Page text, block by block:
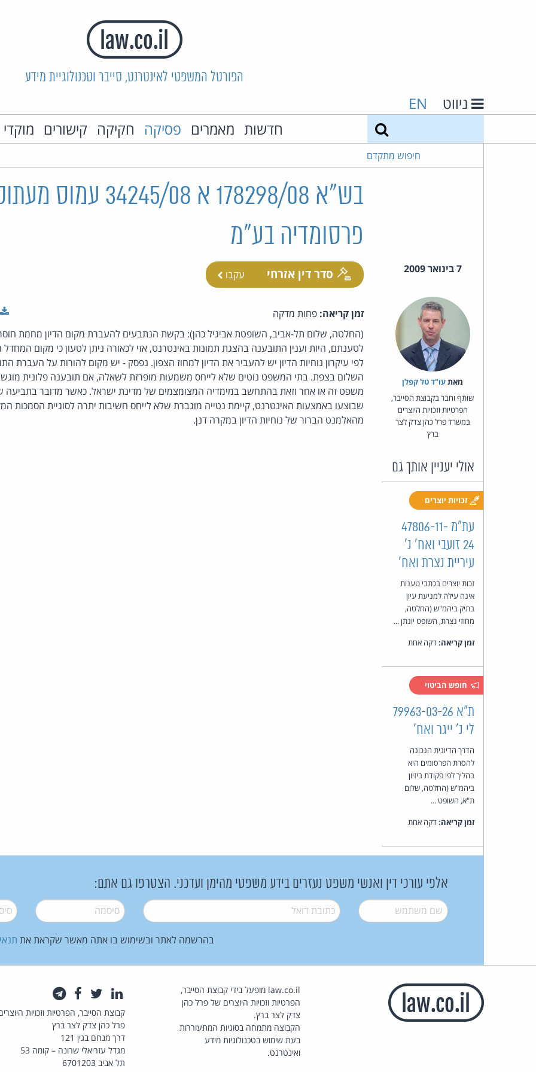
הפורטל המשפטי לאינטרנט, סייבר וטכנולוגיית מידע
ניווט EN
חדשות מאמרים פסיקה חקיקה קישורים
חיפוש מתקדם
בש"א 178298/08 א 34245/
פרסומדיה בע"מ
7 בינואר 2009 סדר דין אזרחי עקבו
מאת‏עו"ד טל קפלן
שותף וחבר בקבוצת הסייבר,
הפרטיות וזכויות היוצרים
במשרד פרל כהן צדק לצר
ברץ
אולי יעניין אותך גם
זכויות יוצרים
עת"מ 47806-11-
24 זועבי ואח' נ'
עיריית נצרת ואח'
זכות יוצרים בכתבי טענות
אינה עילה למניעת עיון
בתיק ביהמ"ש (החלטה,
מחוזי נצרת, השופט יונתן ...
זמן קריאה:דקה אחת
חופש הביטוי
ת"א 79963-03-26
לי נ' ייגר ואח'
הדרך הדיונית הנכונה
להסרת הפרסומים היא
בהליך לפי פקודת ביזיון
ביהמ"ש (החלטה, שלום
ת"א, השופט ...
זמן קריאה:דקה אחת
זמן קריאה: פחות מדקה
(החלטה, שלום תל-אביב, השופטת אביגיל כהן): בקשת הנתבעים להעברת מקום הדיון מחמת
לטענתם, היות וענין התובענה בהצגת תמונות באינטרנט, אזי לכאורה ניתן לטעון כי מקום המחדל
לפי עיקרון נוחיות הדיון יש להעביר את הדיון למחוז הצפון. נפסק - יש מקום להורות על העברת
השלום בצפת. בתי המשפט נוטים שלא לייחס משמעות מופרזת לשאלה, אם תובענה פלונית
משפט זה או אחר וזאת בהתחשב במימדיה המצומצמים של מדינת ישראל. כאשר מדובר בתביעה
שבוצעו באמצעות האינטרנט, קיימת נטייה מוגברת שלא לייחס חשיבות יתרה לסוגיית הסמכות
מהאלמנט הברור של נוחיות הדיון במקרה דנן.
אלפי עורכי דין ואנשי משפט נעזרים בידע משפטי מהימן ועדכני. הצטרפו גם אתם:
שם משתמש* דואל* סיסמה*
בהרשמה לאתר ובשימוש בו אתה מאשר שקראת את
law.co.il מופעל בידי קבוצת הסייבר,
הפרטיות וזכויות היוצרים של פרל כהן
צדק לצר ברץ.
הקבוצה מתמחה בסוגיות המתעוררות
בעת שימוש בטכנולוגיות מידע
ואינטרנט.
לינקדאין
טוויטרפייסבוק
קבוצת הסייבר, הפרטיות וזכויות
פרל כהן צדק לצר ברץ
דרך מנחם בגין 121
מגדל עזריאלי שרונה – קומה 53
תל אביב 6701203